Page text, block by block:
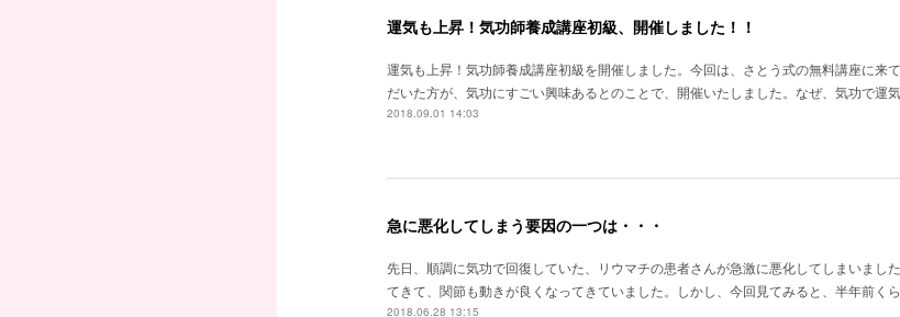
運気も上昇！気功師養成講座初級、開催しました！！
運気も上昇！気功師養成講座初級を開催しました。今回は、さとう式の無料講座に来
だいた方が、気功にすごい興味あるとのことで、開催いたしました。なぜ、気功で運
2018.09.01 14:03
急に悪化してしまう要因の一つは・・・
先日、順調に気功で回復していた、リウマチの患者さんが急激に悪化してしまいまし
てきて、関節も動きが良くなってきていました。しかし、今回見てみると、半年前く
2018.06.28 13:15